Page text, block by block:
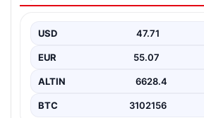
USD 47.71
EUR 55.07
ALTIN 6628.4
BTC 3102156